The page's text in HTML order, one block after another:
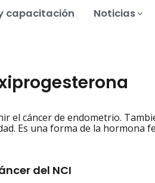
capacitación Noticias
el cáncer de endometrio.
Es una forma de la hormona
del NCI